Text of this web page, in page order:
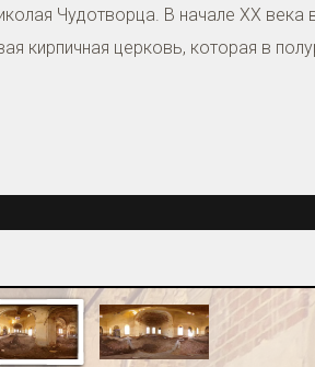
Чудотворца. В начале XX
кирпичная церковь, которая в